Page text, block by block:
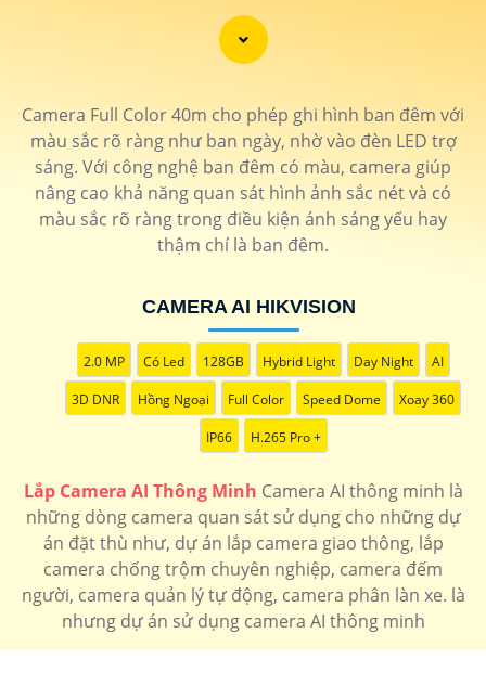
Camera Full Color 40m cho phép ghi hình ban đêm với
màu sắc rõ ràng như ban ngày, nhờ vào đèn LED trợ
sáng. Với công nghệ ban đêm có màu, camera giúp
nâng cao khả năng quan sát hình ảnh sắc nét và có
màu sắc rõ ràng trong điều kiện ánh sáng yếu hay
thậm chí là ban đêm.
CAMERA AI HIKVISION
2.0 MP Có Led 128GB Hybrid Light Day Night AI
3D DNR Hồng Ngoại Full Color Speed Dome Xoay 360
IP66 H.265 Pro +
Lắp Camera AI Thông Minh Camera AI thông minh là
những dòng camera quan sát sử dụng cho những dự
án đặt thù như, dự án lắp camera giao thông, lắp
camera chống trộm chuyên nghiệp, camera đếm
người, camera quản lý tự động, camera phân làn xe. là
nhưng dự án sử dụng camera AI thông minh